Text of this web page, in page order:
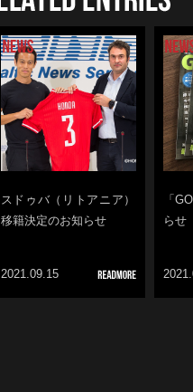
スドゥバ（リトアニア）
移籍決定のお知らせ
2021.09.15
「
らせ